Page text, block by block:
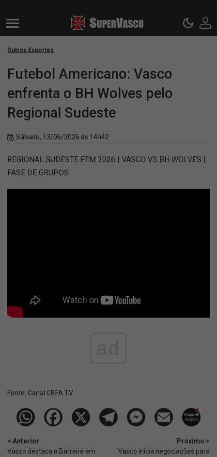
Outros Esportes
Futebol Americano: Vasco
enfrenta o BH Wolves pelo
Regional Sudeste
Sábado, 13/06/2026 às 14h42
REGIONAL SUDESTE FEM 2026 | VASCO VS BH WOLVES |
FASE DE GRUPOS
Fonte: Canal CBFA TV
< Anterior
Vasco destaca a Barreira em
Próximo >
Vasco inicia negociações para